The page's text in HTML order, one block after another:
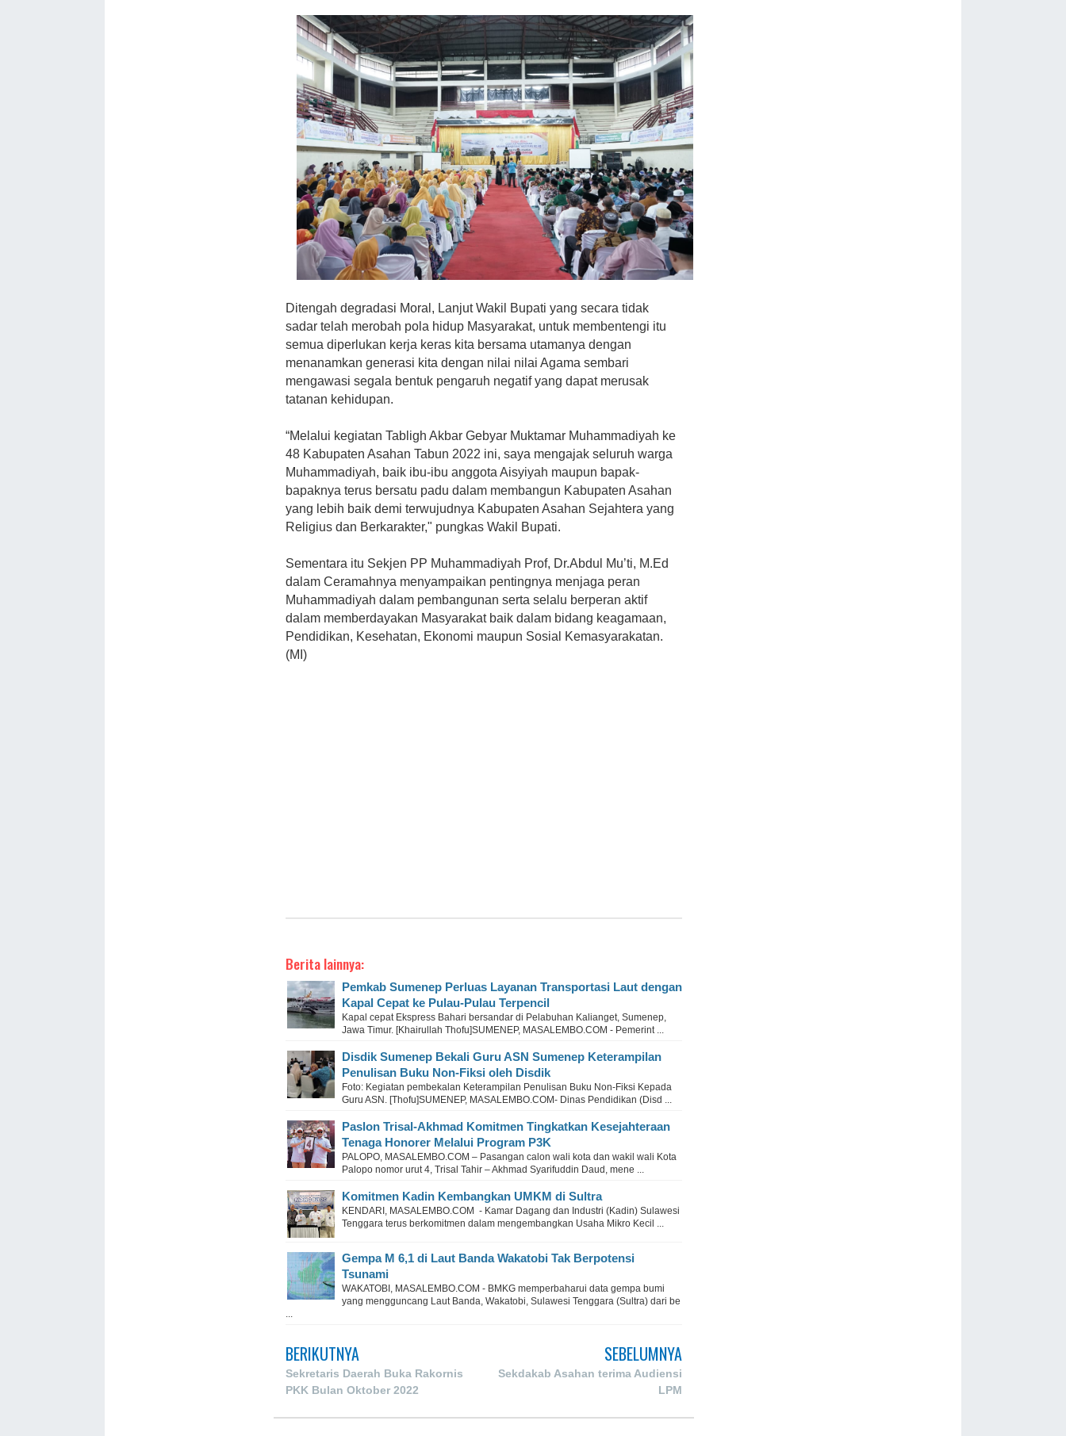
Ditengah degradasi Moral, Lanjut Wakil Bupati yang secara tidak
sadar telah merobah pola hidup Masyarakat, untuk membentengi itu
semua diperlukan kerja keras kita bersama utamanya dengan
menanamkan generasi kita dengan nilai nilai Agama sembari
mengawasi segala bentuk pengaruh negatif yang dapat merusak
tatanan kehidupan.
“Melalui kegiatan Tabligh Akbar Gebyar Muktamar Muhammadiyah ke
48 Kabupaten Asahan Tabun 2022 ini, saya mengajak seluruh warga
Muhammadiyah, baik ibu-ibu anggota Aisyiyah maupun bapak-
bapaknya terus bersatu padu dalam membangun Kabupaten Asahan
yang lebih baik demi terwujudnya Kabupaten Asahan Sejahtera yang
Religius dan Berkarakter," pungkas Wakil Bupati.
Sementara itu Sekjen PP Muhammadiyah Prof, Dr.Abdul Mu’ti, M.Ed
dalam Ceramahnya menyampaikan pentingnya menjaga peran
Muhammadiyah dalam pembangunan serta selalu berperan aktif
dalam memberdayakan Masyarakat baik dalam bidang keagamaan,
Pendidikan, Kesehatan, Ekonomi maupun Sosial Kemasyarakatan.
(MI)
Berita lainnya:
Pemkab Sumenep Perluas Layanan Transportasi Laut dengan
Kapal Cepat ke Pulau-Pulau Terpencil
Kapal cepat Ekspress Bahari bersandar di Pelabuhan Kalianget, Sumenep,
Jawa Timur. [Khairullah Thofu]SUMENEP, MASALEMBO.COM - Pemerint ...
Disdik Sumenep Bekali Guru ASN Sumenep Keterampilan
Penulisan Buku Non-Fiksi oleh Disdik
Foto: Kegiatan pembekalan Keterampilan Penulisan Buku Non-Fiksi Kepada
Guru ASN. [Thofu]SUMENEP, MASALEMBO.COM- Dinas Pendidikan (Disd ...
Paslon Trisal-Akhmad Komitmen Tingkatkan Kesejahteraan
Tenaga Honorer Melalui Program P3K
PALOPO, MASALEMBO.COM – Pasangan calon wali kota dan wakil wali Kota
Palopo nomor urut 4, Trisal Tahir – Akhmad Syarifuddin Daud, mene ...
Komitmen Kadin Kembangkan UMKM di Sultra
KENDARI, MASALEMBO.COM - Kamar Dagang dan Industri (Kadin) Sulawesi
Tenggara terus berkomitmen dalam mengembangkan Usaha Mikro Kecil ...
Gempa M 6,1 di Laut Banda Wakatobi Tak Berpotensi
Tsunami
WAKATOBI, MASALEMBO.COM - BMKG memperbaharui data gempa bumi
yang mengguncang Laut Banda, Wakatobi, Sulawesi Tenggara (Sultra) dari be
...
BERIKUTNYA
Sekretaris Daerah Buka Rakornis
PKK Bulan Oktober 2022
SEBELUMNYA
Sekdakab Asahan terima Audiensi
LPM